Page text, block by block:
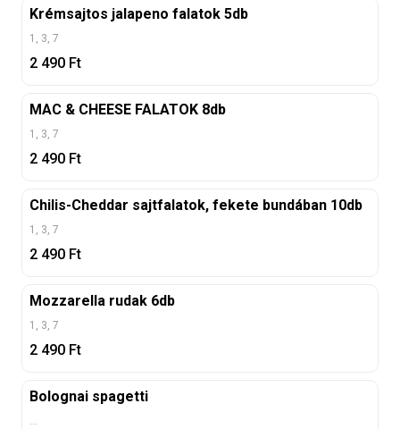
Krémsajtos jalapeno falatok 5db
1, 3, 7
2 490 Ft
MAC & CHEESE FALATOK 8db
1, 3, 7
2 490 Ft
Chilis-Cheddar sajtfalatok, fekete bundában 10db
1, 3, 7
2 490 Ft
Mozzarella rudak 6db
1, 3, 7
2 490 Ft
Bolognai spagetti